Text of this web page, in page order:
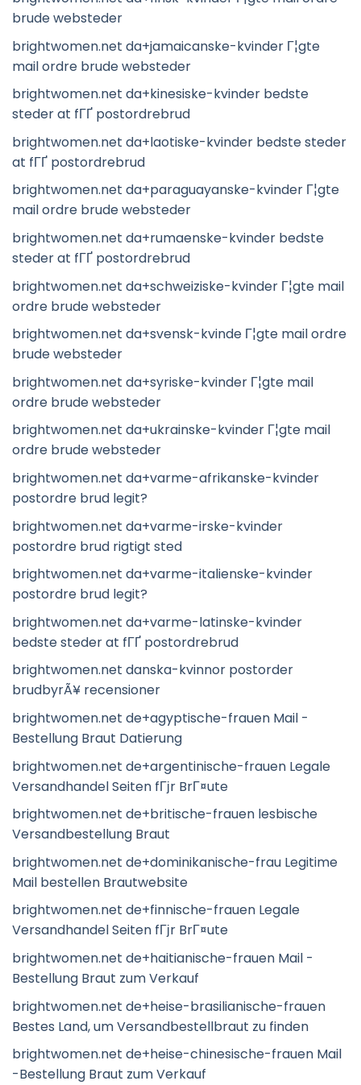
brude websteder
brightwomen.net da+jamaicanske-kvinder Г¦gte
mail ordre brude websteder
brightwomen.net da+kinesiske-kvinder bedste
steder at fГҐ postordrebrud
brightwomen.net da+laotiske-kvinder bedste steder
at fГҐ postordrebrud
brightwomen.net da+paraguayanske-kvinder Г¦gte
mail ordre brude websteder
brightwomen.net da+rumaenske-kvinder bedste
steder at fГҐ postordrebrud
brightwomen.net da+schweiziske-kvinder Г¦gte mail
ordre brude websteder
brightwomen.net da+svensk-kvinde Г¦gte mail ordre
brude websteder
brightwomen.net da+syriske-kvinder Г¦gte mail
ordre brude websteder
brightwomen.net da+ukrainske-kvinder Г¦gte mail
ordre brude websteder
brightwomen.net da+varme-afrikanske-kvinder
postordre brud legit?
brightwomen.net da+varme-irske-kvinder
postordre brud rigtigt sted
brightwomen.net da+varme-italienske-kvinder
postordre brud legit?
brightwomen.net da+varme-latinske-kvinder
bedste steder at fГҐ postordrebrud
brightwomen.net danska-kvinnor postorder
brudbyrÃ¥ recensioner
brightwomen.net de+agyptische-frauen Mail -
Bestellung Braut Datierung
brightwomen.net de+argentinische-frauen Legale
Versandhandel Seiten fГјr BrГ¤ute
brightwomen.net de+britische-frauen lesbische
Versandbestellung Braut
brightwomen.net de+dominikanische-frau Legitime
Mail bestellen Brautwebsite
brightwomen.net de+finnische-frauen Legale
Versandhandel Seiten fГјr BrГ¤ute
brightwomen.net de+haitianische-frauen Mail -
Bestellung Braut zum Verkauf
brightwomen.net de+heise-brasilianische-frauen
Bestes Land, um Versandbestellbraut zu finden
brightwomen.net de+heise-chinesische-frauen Mail
-Bestellung Braut zum Verkauf